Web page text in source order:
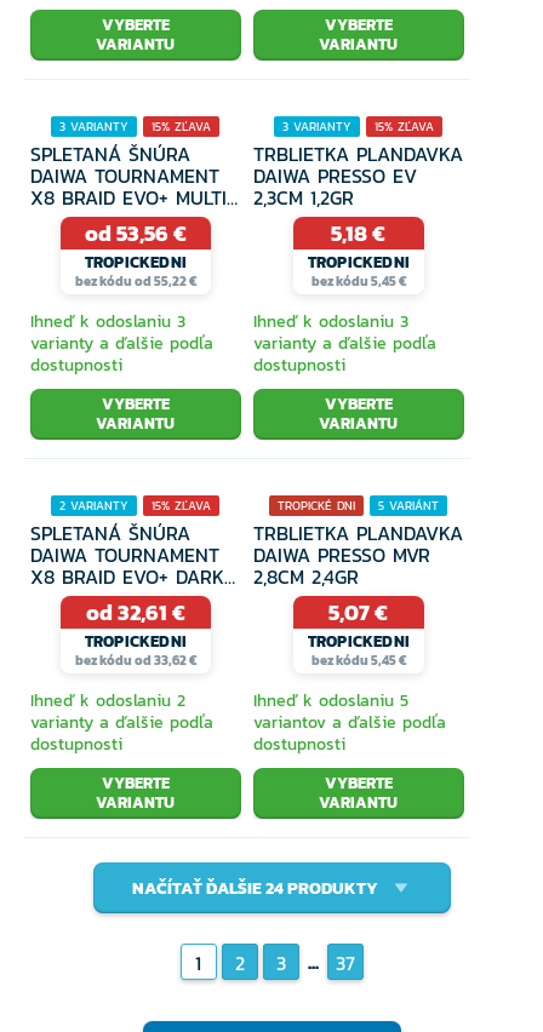
VYBERTE
VARIANTU
VYBERTE
VARIANTU
3 VARIANTY 15% ZĽAVA
SPLETANÁ ŠNÚRA
DAIWA TOURNAMENT
X8 BRAID EVO+ MULTI-
COLOR 300M
od 53,56 €
TROPICKEDNI
bez kódu od 55,22 €
Ihneď k odoslaniu 3
varianty a ďalšie podľa
dostupnosti
VYBERTE
VARIANTU
3 VARIANTY 15% ZĽAVA
TRBLIETKA PLANDAVKA
DAIWA PRESSO EV
2,3CM 1,2GR
5,18 €
TROPICKEDNI
bez kódu 5,45 €
Ihneď k odoslaniu 3
varianty a ďalšie podľa
dostupnosti
VYBERTE
VARIANTU
2 VARIANTY 15% ZĽAVA
SPLETANÁ ŠNÚRA
DAIWA TOURNAMENT
X8 BRAID EVO+ DARK
GREEN 135M
od 32,61 €
TROPICKEDNI
bez kódu od 33,62 €
Ihneď k odoslaniu 2
varianty a ďalšie podľa
dostupnosti
VYBERTE
VARIANTU
TROPICKÉ DNI
5 VARIÁNT
15% ZĽAVA
TRBLIETKA PLANDAVKA
DAIWA PRESSO MVR
2,8CM 2,4GR
5,07 €
TROPICKEDNI
bez kódu 5,45 €
Ihneď k odoslaniu 5
variantov a ďalšie podľa
dostupnosti
VYBERTE
VARIANTU
NAČÍTAŤ ĎALŠIE 24 PRODUKTY
1 2 3 ... 37